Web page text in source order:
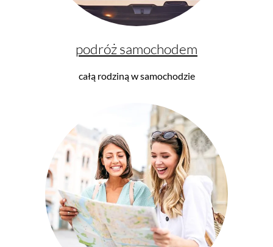
podróż samochodem
całą rodziną w samochodzie